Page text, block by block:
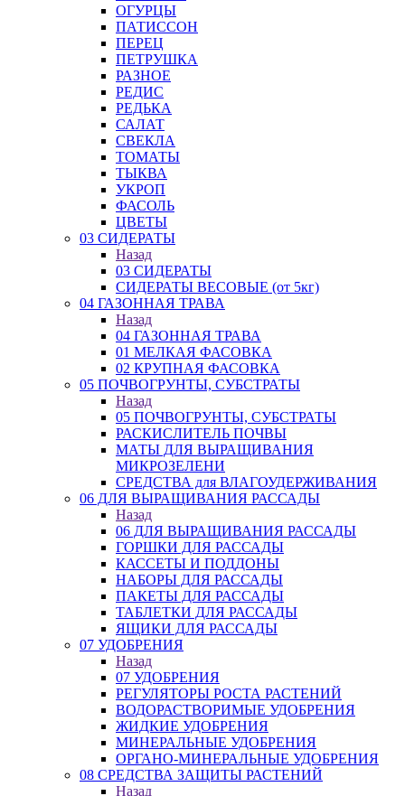
ОГУРЦЫ
ПАТИССОН
ПЕРЕЦ
ПЕТРУШКА
РАЗНОЕ
РЕДИС
РЕДЬКА
САЛАТ
СВЕКЛА
ТОМАТЫ
ТЫКВА
УКРОП
ФАСОЛЬ
ЦВЕТЫ
03 СИДЕРАТЫ
Назад
03 СИДЕРАТЫ
СИДЕРАТЫ ВЕСОВЫЕ (от 5кг)
04 ГАЗОННАЯ ТРАВА
Назад
04 ГАЗОННАЯ ТРАВА
01 МЕЛКАЯ ФАСОВКА
02 КРУПНАЯ ФАСОВКА
05 ПОЧВОГРУНТЫ, СУБСТРАТЫ
Назад
05 ПОЧВОГРУНТЫ, СУБСТРАТЫ
РАСКИСЛИТЕЛЬ ПОЧВЫ
МАТЫ ДЛЯ ВЫРАЩИВАНИЯ
МИКРОЗЕЛЕНИ
СРЕДСТВА для ВЛАГОУДЕРЖИВАНИЯ
06 ДЛЯ ВЫРАЩИВАНИЯ РАССАДЫ
Назад
06 ДЛЯ ВЫРАЩИВАНИЯ РАССАДЫ
ГОРШКИ ДЛЯ РАССАДЫ
КАССЕТЫ И ПОДДОНЫ
НАБОРЫ ДЛЯ РАССАДЫ
ПАКЕТЫ ДЛЯ РАССАДЫ
ТАБЛЕТКИ ДЛЯ РАССАДЫ
ЯЩИКИ ДЛЯ РАССАДЫ
07 УДОБРЕНИЯ
Назад
07 УДОБРЕНИЯ
РЕГУЛЯТОРЫ РОСТА РАСТЕНИЙ
ВОДОРАСТВОРИМЫЕ УДОБРЕНИЯ
ЖИДКИЕ УДОБРЕНИЯ
МИНЕРАЛЬНЫЕ УДОБРЕНИЯ
ОРГАНО-МИНЕРАЛЬНЫЕ УДОБРЕНИЯ
08 СРЕДСТВА ЗАЩИТЫ РАСТЕНИЙ
Назад